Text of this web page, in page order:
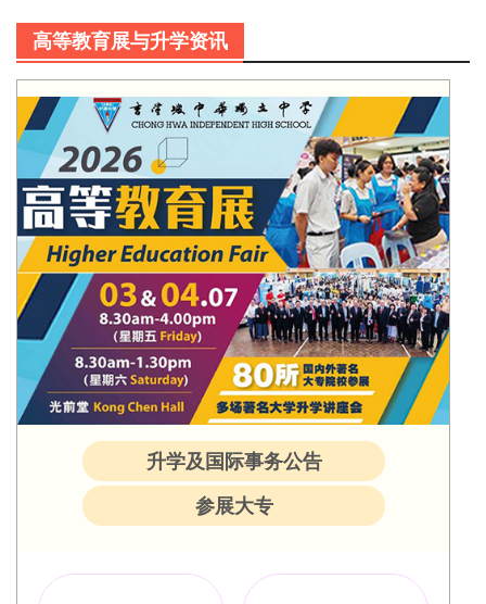
高等教育展与升学资讯
升学及国际事务公告
参展大专